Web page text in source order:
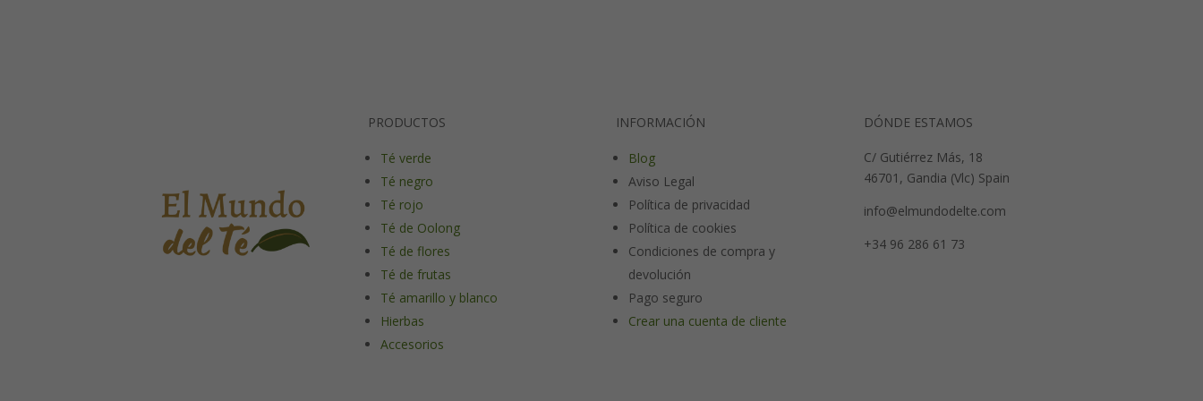
PRODUCTOS
Té verde
Té negro
Té rojo
Té de Oolong
Té de flores
Té de frutas
Té amarillo y blanco
Hierbas
Accesorios
INFORMACIÓN
Blog
Aviso Legal
Política de privacidad
Política de cookies
Condiciones de compra y
devolución
Pago seguro
Crear una cuenta de cliente
DÓNDE ESTAMOS
C/ Gutiérrez Más, 18
46701, Gandia (Vlc) Spain
info@elmundodelte.com
+34 96 286 61 73